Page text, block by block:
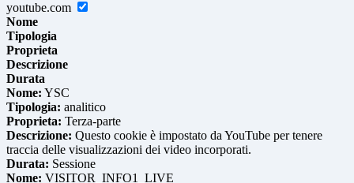
youtube.com
Nome
Tipologia
Proprieta
Descrizione
Durata
Nome: YSC
Tipologia: analitico
Proprieta: Terza-parte
Descrizione: Questo cookie è impostato da YouTube per tenere
traccia delle visualizzazioni dei video incorporati.
Durata: Sessione
Nome: VISITOR_INFO1_LIVE